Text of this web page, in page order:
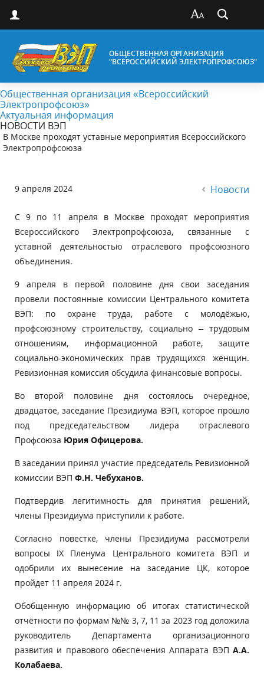
ОБЩЕСТВЕННАЯ ОРГАНИЗАЦИЯ
"ВСЕРОССИЙСКИЙ ЭЛЕКТРОПРОФСОЮЗ"
Общественная организация «Всероссийский
Электропрофсоюз»
Актуальная информация
НОВОСТИ ВЭП
В Москве проходят уставные мероприятия Всероссийского
Электропрофсоюза
9 апреля 2024 Новости
С 9 по 11 апреля в Москве проходят мероприятия
Всероссийского Электропрофсоюза, связанные с
уставной деятельностью отраслевого профсоюзного
объединения.
9 апреля в первой половине дня свои заседания
провели постоянные комиссии Центрального комитета
ВЭП: по охране труда, работе с молодёжью,
профсоюзному строительству, социально – трудовым
отношениям, информационной работе, защите
социально-экономических прав трудящихся женщин.
Ревизионная комиссия обсудила финансовые вопросы.
Во второй половине дня состоялось очередное,
двадцатое, заседание Президиума ВЭП, которое прошло
под председательством лидера отраслевого
Профсоюза Юрия Офицерова.
В заседании принял участие председатель Ревизионной
комиссии ВЭП Ф.Н. Чебуханов.
Подтвердив легитимность для принятия решений,
члены Президиума приступили к работе.
Согласно повестке, члены Президиума рассмотрели
вопросы IX Пленума Центрального комитета ВЭП и
одобрили их вынесение на заседание ЦК, которое
пройдет 11 апреля 2024 г.
Обобщенную информацию об итогах статистической
отчётности по формам №№ 3, 7, 11 за 2023 год доложила
руководитель Департамента организационного
развития и правового обеспечения Аппарата ВЭП А.А.
Колабаева.